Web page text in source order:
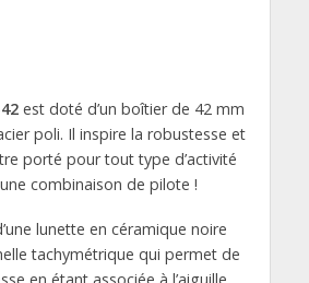
est doté d’un boîtier de 42 mm
poli. Il inspire la robustesse et
porté pour tout type d’activité
combinaison de pilote !
lunette en céramique noire
tachymétrique qui permet de